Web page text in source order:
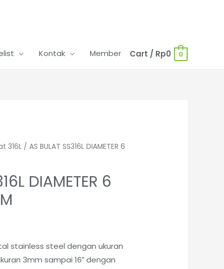
Kontak Member Cart / Rp0 0
316L / AS BULAT SS316L DIAMETER 6
DIAMETER 6
stainless steel dengan ukuran
3mm sampai 16″ dengan